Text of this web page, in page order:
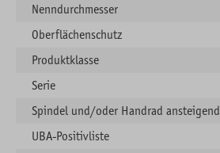
Nenndurchmesser
Oberflächenschutz
Produktklasse
Serie
Spindel und/oder Handrad ansteigend
UBA-Positivliste